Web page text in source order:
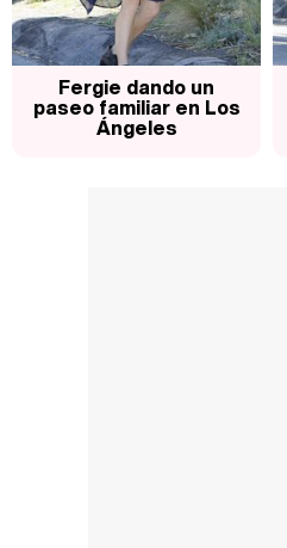
Fergie dando un
paseo familiar en Los
Ángeles